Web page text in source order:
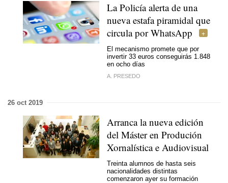
La Policía alerta de una
nueva estafa piramidal que
circula por WhatsApp
El mecanismo promete que por
invertir 33 euros conseguirás 1.848
en ocho días
A. PRESEDO
26 oct 2019
Arranca la nueva edición
del Máster en Produción
Xornalística e Audiovisual
Treinta alumnos de hasta seis
nacionalidades distintas
comenzaron ayer su formación